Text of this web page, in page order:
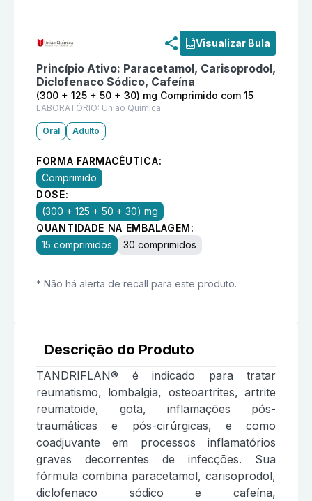
Visualizar Bula
Princípio Ativo: Paracetamol, Carisoprodol,
Diclofenaco Sódico, Cafeína
(300 + 125 + 50 + 30) mg Comprimido com 15
LABORATÓRIO: União Química
Oral Adulto
FORMA FARMACÊUTICA:
Comprimido
DOSE:
(300 + 125 + 50 + 30) mg
QUANTIDADE NA EMBALAGEM:
15 comprimidos
30 comprimidos
* Não há alerta de recall para este produto.
Descrição do Produto
TANDRIFLAN® é indicado para tratar
reumatismo, lombalgia, osteoartrites, artrite
reumatoide, gota, inflamações pós-
traumáticas e pós-cirúrgicas, e como
coadjuvante em processos inflamatórios
graves decorrentes de infecções. Sua
fórmula combina paracetamol, carisoprodol,
diclofenaco sódico e cafeína,